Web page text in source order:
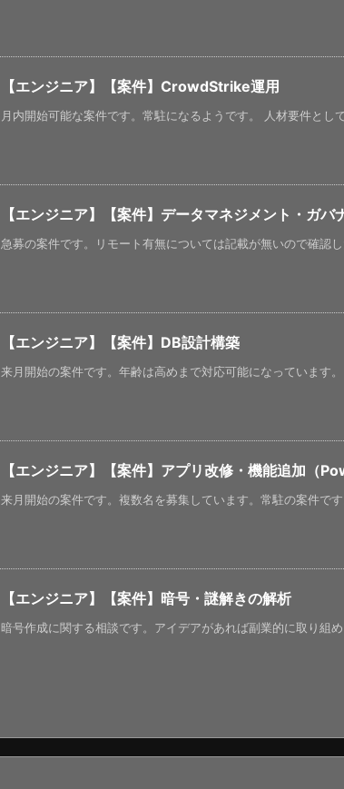
【エンジニア】【案件】CrowdStrike運用
月内開始可能な案件です。常駐になるようです。 人材要件とし
【エンジニア】【案件】データマネジメント・ガバ
急募の案件です。リモート有無については記載が無いので確認
【エンジニア】【案件】DB設計構築
来月開始の案件です。年齢は高めまで対応可能になっています
【エンジニア】【案件】アプリ改修・機能追加（
来月開始の案件です。複数名を募集しています。常駐の案件で
【エンジニア】【案件】暗号・謎解きの解析
暗号作成に関する相談です。アイデアがあれば副業的に取り組